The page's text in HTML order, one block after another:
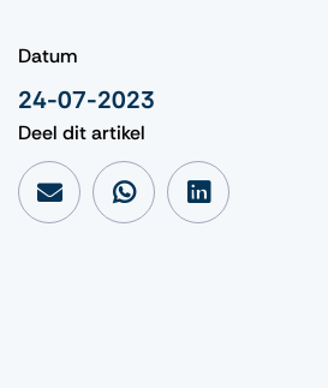
Datum
24-07-2023
Deel dit artikel